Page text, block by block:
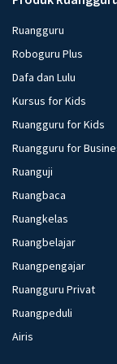
Ruangguru
Roboguru Plus
Dafa dan Lulu
Kursus for Kids
Ruangguru for Kids
Ruangguru for
Ruanguji
Ruangbaca
Ruangkelas
Ruangbelajar
Ruangpengajar
Ruangguru Privat
Ruangpeduli
Airis